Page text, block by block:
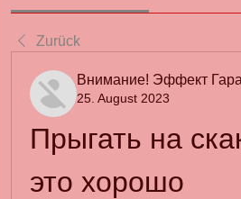
Zurück
Внимание! Эффект
25. August 2023
Прыгать на
это хорошо